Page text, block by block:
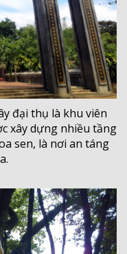
đại thụ là khu viên
xây dựng nhiều tầng
sen, là nơi an táng